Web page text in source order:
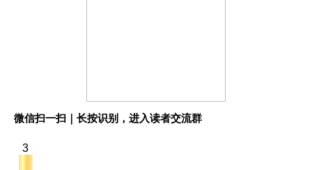
微信扫一扫｜长按识别，进入读者交流群
3